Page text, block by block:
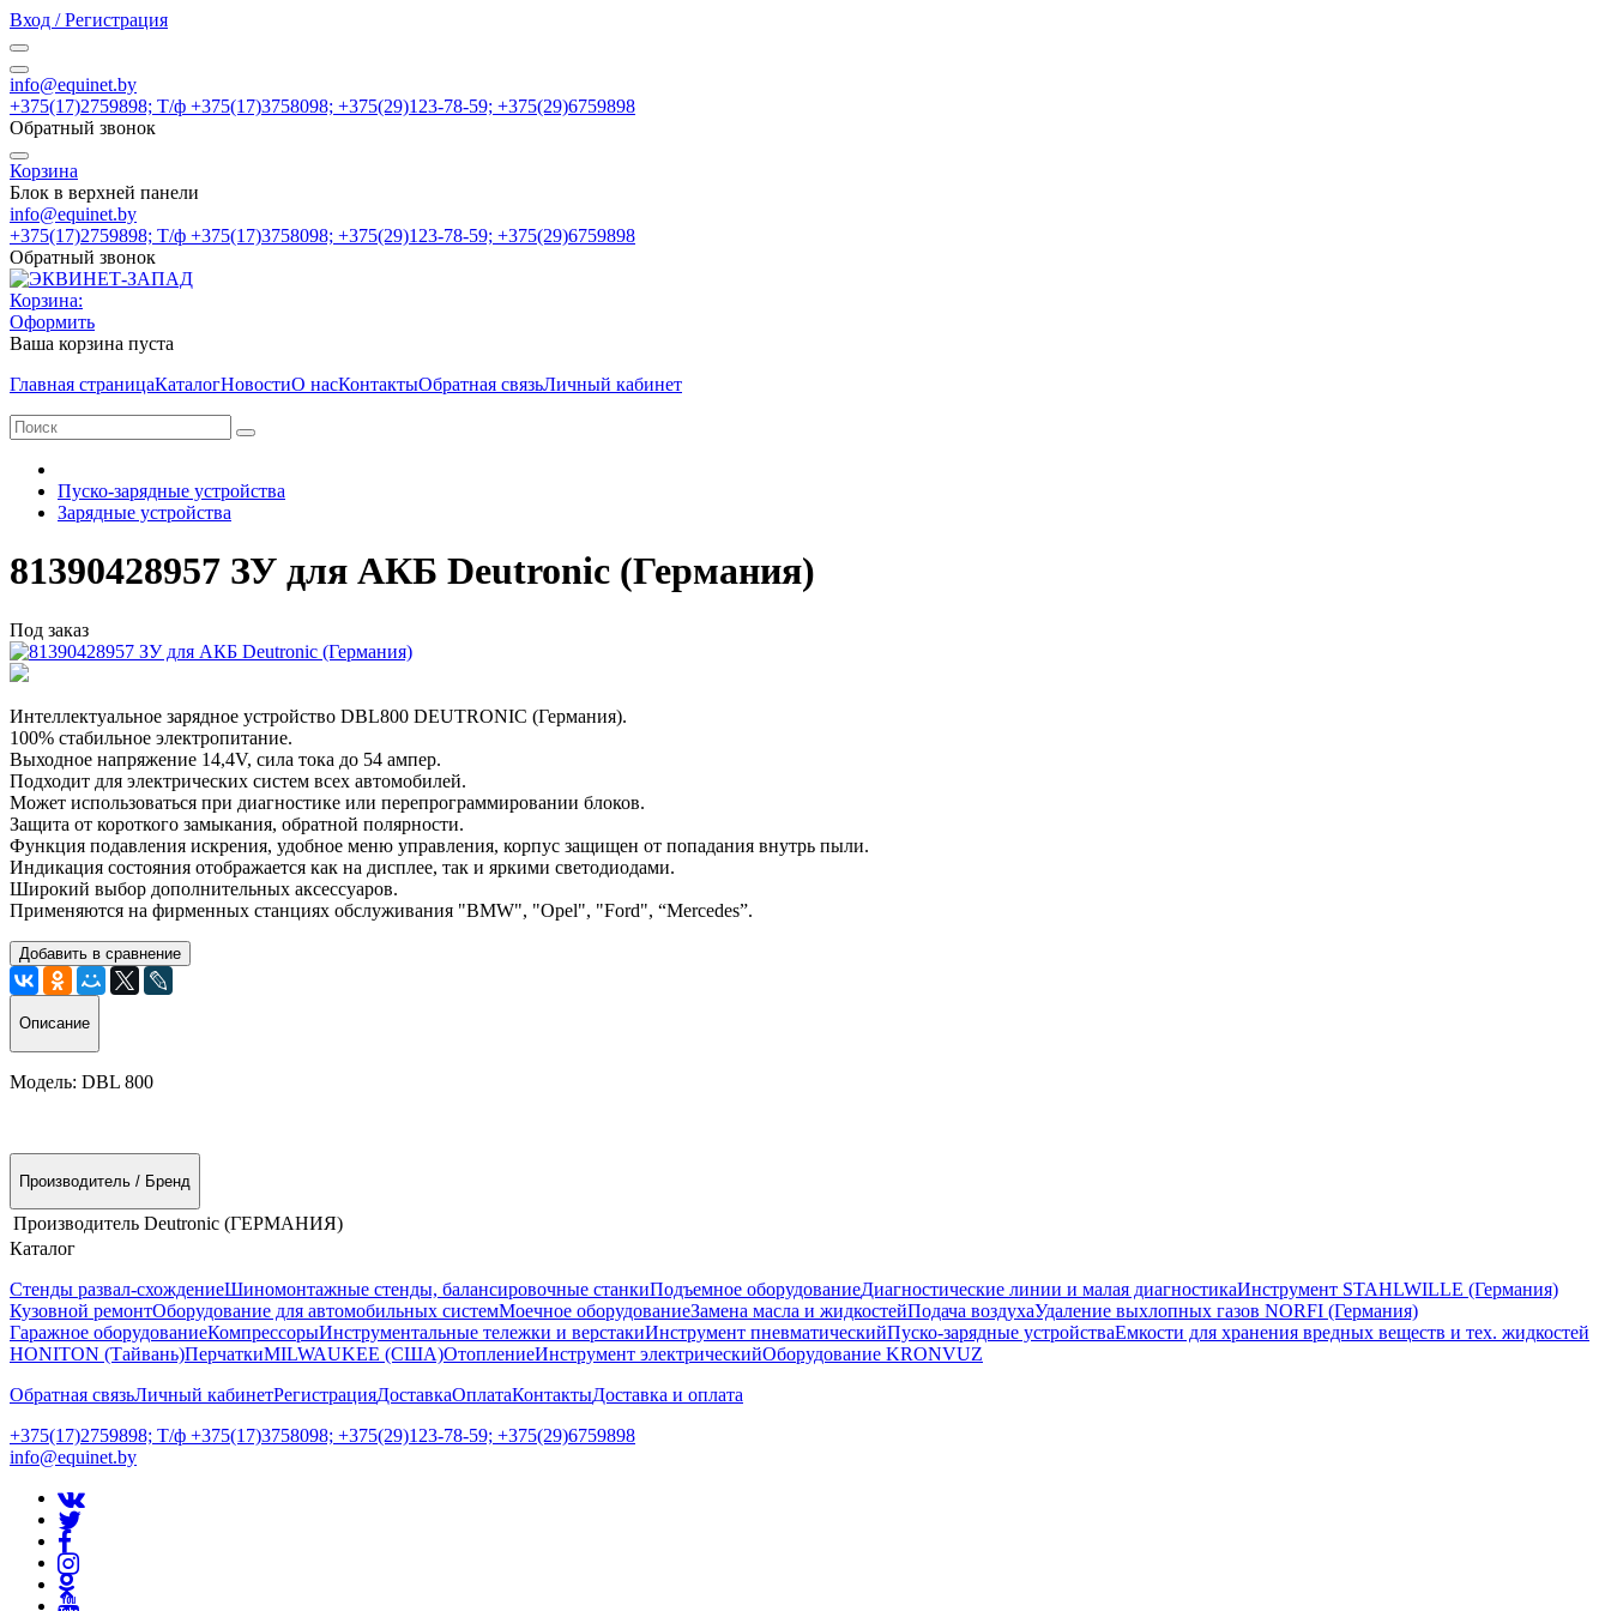
Вход / Регистрация
info@equinet.by
+375(17)2759898; Т/ф +375(17)3758098; +375(29)123-78-59; +375(29)6759898
Обратный звонок
Корзина
Блок в верхней панели
info@equinet.by
+375(17)2759898; Т/ф +375(17)3758098; +375(29)123-78-59; +375(29)6759898
Обратный звонок
Корзина:
Оформить
Ваша корзина пуста
Главная страницаКаталогНовостиО насКонтактыОбратная связьЛичный кабинет
Пуско-зарядные устройства
Зарядные устройства
81390428957 ЗУ для АКБ Deutronic (Германия)
Под заказ
Интеллектуальное зарядное устройство DBL800 DEUTRONIC (Германия).
100% стабильное электропитание.
Выходное напряжение 14,4V, сила тока до 54 ампер.
Подходит для электрических систем всех автомобилей.
Может использоваться при диагностике или перепрограммировании блоков.
Защита от короткого замыкания, обратной полярности.
Функция подавления искрения, удобное меню управления, корпус защищен от попадания внутрь пыли.
Индикация состояния отображается как на дисплее, так и яркими светодиодами.
Широкий выбор дополнительных аксессуаров.
Применяются на фирменных станциях обслуживания "BMW", "Opel", "Ford", “Mercedes”.
Добавить в сравнение
Описание
Модель: DBL 800
Производитель / Бренд
Производитель Deutronic (ГЕРМАНИЯ)
Каталог
Стенды развал-схождениеШиномонтажные стенды, балансировочные станкиПодъемное оборудованиеДиагностические линии и малая диагностикаИнструмент STAHLWILLE (Германия)
Кузовной ремонтОборудование для автомобильных системМоечное оборудованиеЗамена масла и жидкостейПодача воздухаУдаление выхлопных газов NORFI (Германия)
Гаражное оборудованиеКомпрессорыИнструментальные тележки и верстакиИнструмент пневматическийПуско-зарядные устройстваЕмкости для хранения вредных веществ и тех. жидкостей
HONITON (Тайвань)ПерчаткиMILWAUKEE (США)ОтоплениеИнструмент электрическийОборудование KRONVUZ
Обратная связьЛичный кабинетРегистрацияДоставкаОплатаКонтактыДоставка и оплата
+375(17)2759898; Т/ф +375(17)3758098; +375(29)123-78-59; +375(29)6759898
info@equinet.by